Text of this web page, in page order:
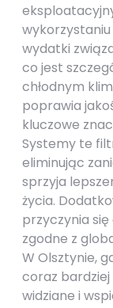
wydatki
co jest
chłodnym
poprawia
kluczowe
Systemy te
eliminując
sprzyja
życia.
przyczynia się
zgodne z
W Olsztynie,
coraz
widziane i